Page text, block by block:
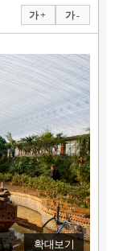
가 + 가 -
확대보기